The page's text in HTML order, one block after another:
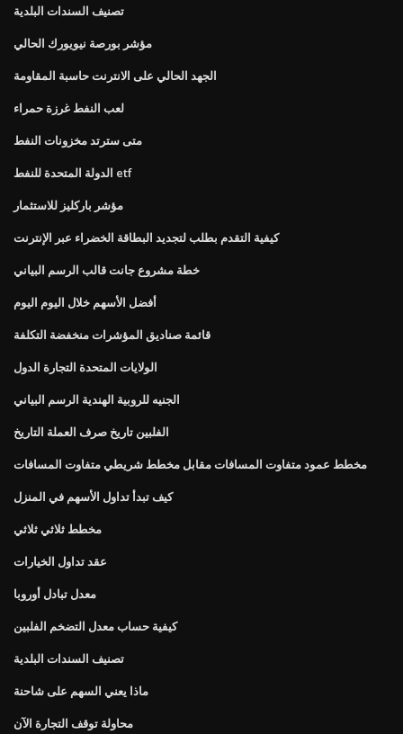
تصنيف السندات البلدية
مؤشر بورصة نيويورك الحالي
الجهد الحالي على الانترنت حاسبة المقاومة
لعب النفط غرزة حمراء
متى سترتد مخزونات النفط
الدولة المتحدة للنفط etf
مؤشر باركليز للاستثمار
كيفية التقدم بطلب لتجديد البطاقة الخضراء عبر الإنترنت
خطة مشروع جانت قالب الرسم البياني
أفضل الأسهم خلال اليوم اليوم
قائمة صناديق المؤشرات منخفضة التكلفة
الولايات المتحدة التجارة الدول
الجنيه للروبية الهندية الرسم البياني
الفلبين تاريخ صرف العملة التاريخ
مخطط عمود متفاوت المسافات مقابل مخطط شريطي متفاوت المسافات
كيف تبدأ تداول الأسهم في المنزل
مخطط ثلاثي ثلاثي
عقد تداول الخيارات
معدل تبادل أوروبا
كيفية حساب معدل التضخم الفلبين
تصنيف السندات البلدية
ماذا يعني السهم على شاحنة
محاولة توقف التجارة الآن